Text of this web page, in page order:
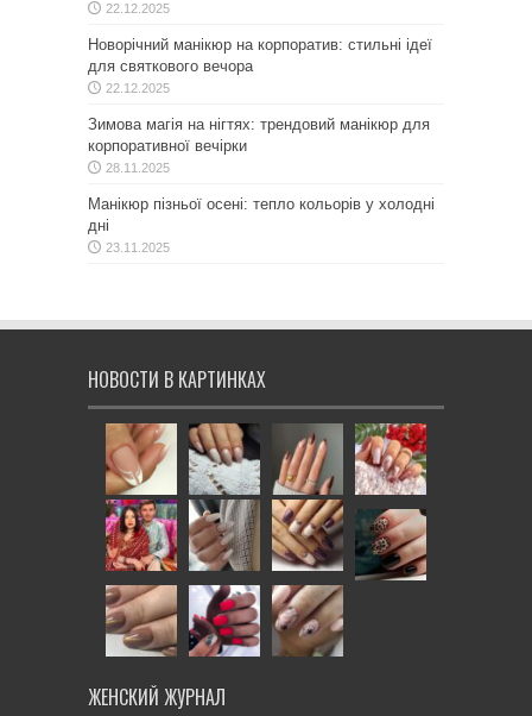
22.12.2025
Новорічний манікюр на корпоратив: стильні ідеї
для святкового вечора
22.12.2025
Зимова магія на нігтях: трендовий манікюр для
корпоративної вечірки
28.11.2025
Манікюр пізньої осені: тепло кольорів у холодні
дні
23.11.2025
НОВОСТИ В КАРТИНКАХ
ЖЕНСКИЙ ЖУРНАЛ